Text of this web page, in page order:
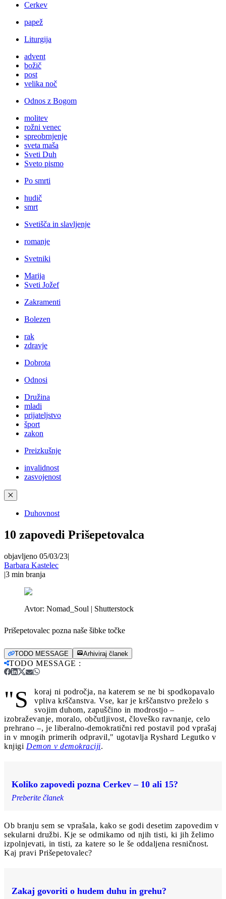
Cerkev
papež
Liturgija
advent
božič
post
velika noč
Odnos z Bogom
molitev
rožni venec
spreobrnjenje
sveta maša
Sveti Duh
Sveto pismo
Po smrti
hudič
smrt
Svetišča in slavljenje
romanje
Svetniki
Marija
Sveti Jožef
Zakramenti
Bolezen
rak
zdravje
Dobrota
Odnosi
Družina
mladi
prijateljstvo
šport
zakon
Preizkušnje
invalidnost
zasvojenost
✕
Duhovnost
10 zapovedi Prišepetovalca
objavljeno 05/03/23|
Barbara Kastelec
|3 min branja
Avtor: Nomad_Soul | Shutterstock
Prišepetovalec pozna naše šibke točke
TODO MESSAGE Arhiviraj članek
TODO MESSAGE :
"S
koraj ni področja, na katerem se ne bi spodkopavalo
vpliva krščanstva. Vse, kar je krščanstvo preželo s
svojim duhom, zapuščino in modrostjo –
izobraževanje, moralo, občutljivost, človeško ravnanje, celo
prehrano –, je liberalno-demokratični red postavil pod vprašaj
in v mnogih primerih odpravil," ugotavlja Ryshard Legutko v
knjigi Demon v demokraciji.
Koliko zapovedi pozna Cerkev – 10 ali 15?
Preberite članek
Ob branju sem se vprašala, kako se godi desetim zapovedim v
sekularni družbi. Kje se odmikamo od njih tisti, ki jih želimo
izpolnjevati, in tisti, za katere so le še oddaljena resničnost.
Kaj pravi Prišepetovalec?
Zakaj govoriti o hudem duhu in grehu?